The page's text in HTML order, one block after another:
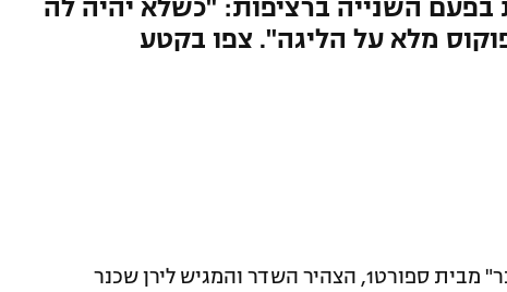
בפעם השנייה ברציפות: "כשלא יהיה לה
מלא על הליגה". צפו בקטע
בפרק החדש של הפודקאסט "רביבו ושכנר" מבית ספורט1, הצהיר השדר והמגיש לירן שכנר